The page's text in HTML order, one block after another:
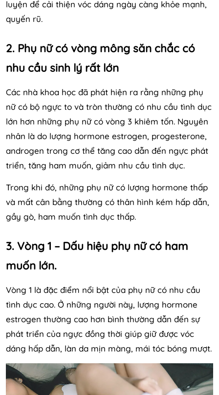
luyện để cải thiện vóc dáng ngày càng khỏe mạnh,
quyến rũ.
2. Phụ nữ có vòng mông săn chắc có
nhu cầu sinh lý rất lớn
Các nhà khoa học đã phát hiện ra rằng những phụ
nữ có bộ ngực to và tròn thường có nhu cầu tình dục
lớn hơn những phụ nữ có vòng 3 khiêm tốn. Nguyên
nhân là do lượng hormone estrogen, progesterone,
androgen trong cơ thể tăng cao dẫn đến ngực phát
triển, tăng ham muốn, giảm nhu cầu tình dục.
Trong khi đó, những phụ nữ có lượng hormone thấp
và mất cân bằng thường có thân hình kém hấp dẫn,
gầy gò, ham muốn tình dục thấp.
3. Vòng 1 – Dấu hiệu phụ nữ có ham
muốn lớn.
Vòng 1 là đặc điểm nổi bật của phụ nữ có nhu cầu
tình dục cao. Ở những người này, lượng hormone
estrogen thường cao hơn bình thường dẫn đến sự
phát triển của ngực đồng thời giúp giữ được vóc
dáng hấp dẫn, làn da mịn màng, mái tóc bóng mượt.